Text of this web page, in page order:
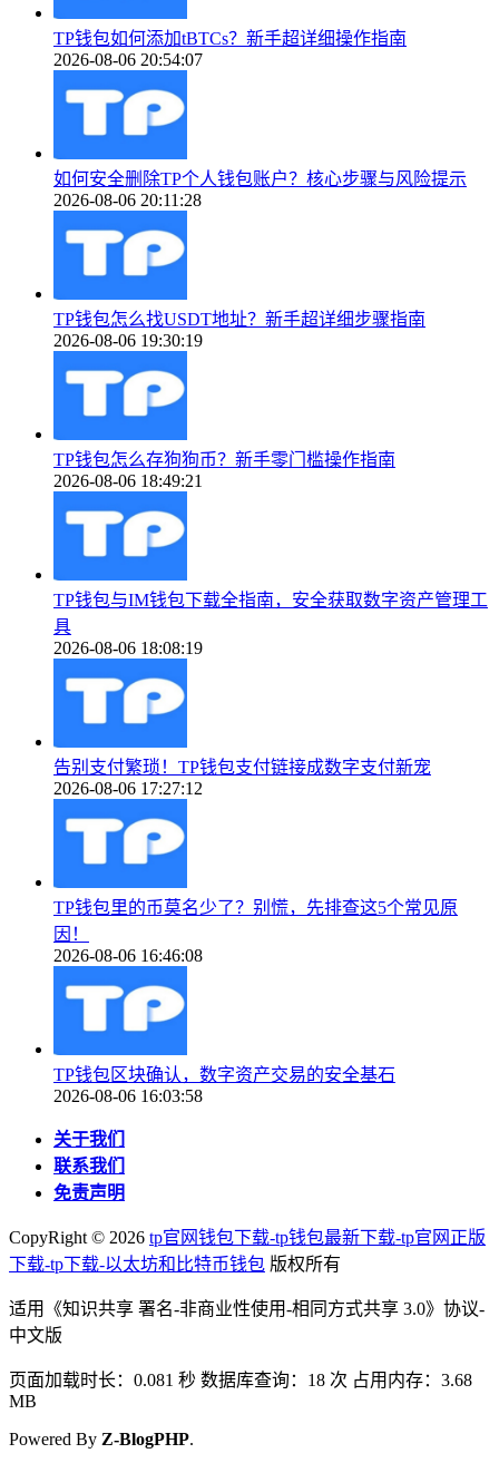
TP钱包如何添加tBTCs？新手超详细操作指南
2026-08-06 20:54:07
如何安全删除TP个人钱包账户？核心步骤与风险提示
2026-08-06 20:11:28
TP钱包怎么找USDT地址？新手超详细步骤指南
2026-08-06 19:30:19
TP钱包怎么存狗狗币？新手零门槛操作指南
2026-08-06 18:49:21
TP钱包与IM钱包下载全指南，安全获取数字资产管理工
具
2026-08-06 18:08:19
告别支付繁琐！TP钱包支付链接成数字支付新宠
2026-08-06 17:27:12
TP钱包里的币莫名少了？别慌，先排查这5个常见原
因！
2026-08-06 16:46:08
TP钱包区块确认，数字资产交易的安全基石
2026-08-06 16:03:58
关于我们
联系我们
免责声明
CopyRight © 2026 tp官网钱包下载-tp钱包最新下载-tp官网正版
下载-tp下载-以太坊和比特币钱包 版权所有
适用《知识共享 署名-非商业性使用-相同方式共享 3.0》协议-
中文版
页面加载时长：0.081 秒 数据库查询：18 次 占用内存：3.68
MB
Powered By Z-BlogPHP.